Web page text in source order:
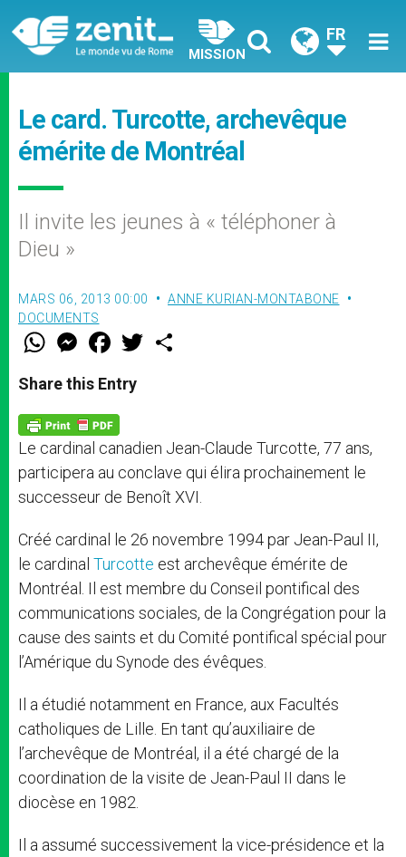
MISSION
FR
Le card. Turcotte, archevêque
émérite de Montréal
Il invite les jeunes à « téléphoner à
Dieu »
MARS 06, 2013 00:00
ANNE KURIAN-MONTABONE
DOCUMENTS
W
t
s
p
p
M
e
s
e
g
e
r
F
a
e
b
o
k
w
Share this Entry
Le cardinal canadien Jean-Claude Turcotte, 77 ans,
participera au conclave qui élira prochainement le
successeur de Benoît XVI.
Créé cardinal le 26 novembre 1994 par Jean-Paul II,
le cardinal Turcotte est archevêque émérite de
Montréal. Il est membre du Conseil pontifical des
communications sociales, de la Congrégation pour la
cause des saints et du Comité pontifical spécial pour
l’Amérique du Synode des évêques.
Il a étudié notamment en France, aux Facultés
catholiques de Lille. En tant qu’auxiliaire de
l’archevêque de Montréal, il a été chargé de la
coordination de la visite de Jean-Paul II dans le
diocèse en 1982.
Il a assumé successivement la vice-présidence et la